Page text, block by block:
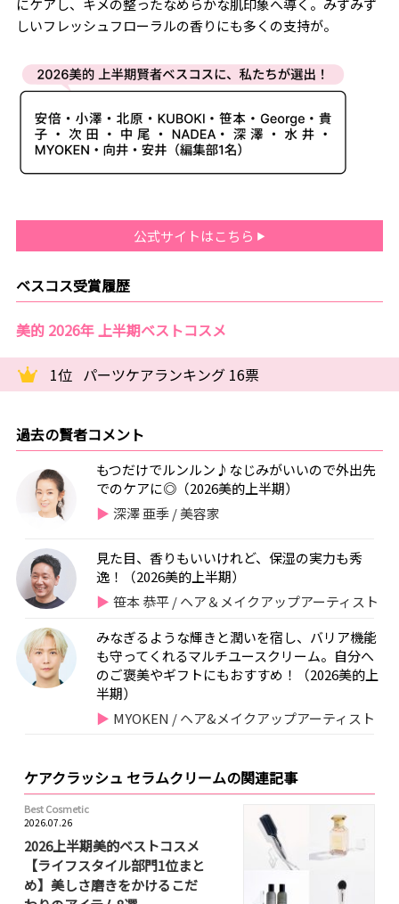
にケアし、キメの整ったなめらかな肌印象へ導く。みずみず
しいフレッシュフローラルの香りにも多くの支持が。
公式サイトはこちら
ベスコス受賞履歴
美的 2026年 上半期ベストコスメ
1位 パーツケアランキング 16票
過去の賢者コメント
もつだけでルンルン♪なじみがいいので外出先
でのケアに◎（2026美的上半期）
深澤 亜季 / 美容家
見た目、香りもいいけれど、保湿の実力も秀
逸！（2026美的上半期）
笹本 恭平 / ヘア＆メイクアップアーティスト
みなぎるような輝きと潤いを宿し、バリア機能
も守ってくれるマルチユースクリーム。自分へ
のご褒美やギフトにもおすすめ！（2026美的上
半期）
MYOKEN / ヘア&メイクアップアーティスト
ケアクラッシュ セラムクリームの関連記事
Best Cosmetic
2026.07.26
2026上半期美的ベストコスメ
【ライフスタイル部門1位まと
め】美しさ磨きをかけるこだ